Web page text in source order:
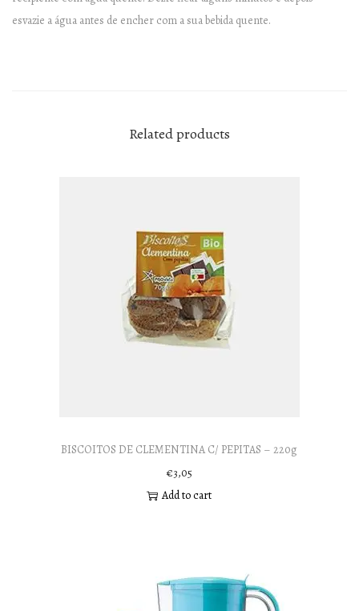
esvazie a água antes de encher com a sua bebida quente.
Related products
BISCOITOS DE CLEMENTINA C/ PEPITAS – 220g
€3,05
Add to cart